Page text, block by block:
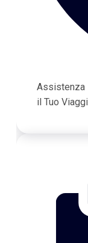
Assistenza
il Tuo